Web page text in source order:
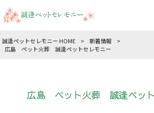
誠逢ペットセレモニー HOME > 新着情報
>
広島 ペット火葬 誠逢ペットセレモニー
広島 ペット火葬 誠逢ペッ